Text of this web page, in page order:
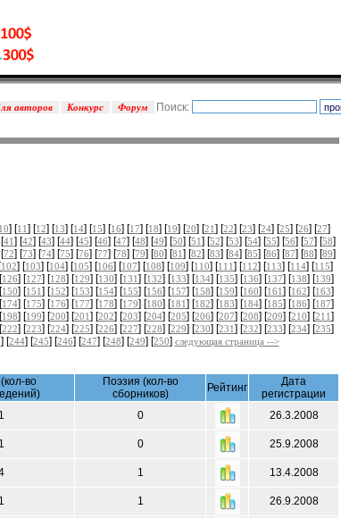
Поиск:
авторов Конкурс Форум
] [11] [12] [13] [14] [15] [16] [17] [18] [19] [20] [21] [22] [23] [24] [25] [26] [27]
41] [42] [43] [44] [45] [46] [47] [48] [49] [50] [51] [52] [53] [54] [55] [56] [57] [58]
72] [73] [74] [75] [76] [77] [78] [79] [80] [81] [82] [83] [84] [85] [86] [87] [88] [89]
102] [103] [104] [105] [106] [107] [108] [109] [110] [111] [112] [113] [114] [115]
126] [127] [128] [129] [130] [131] [132] [133] [134] [135] [136] [137] [138] [139]
150] [151] [152] [153] [154] [155] [156] [157] [158] [159] [160] [161] [162] [163]
174] [175] [176] [177] [178] [179] [180] [181] [182] [183] [184] [185] [186] [187]
198] [199] [200] [201] [202] [203] [204] [205] [206] [207] [208] [209] [210] [211]
222] [223] [224] [225] [226] [227] [228] [229] [230] [231] [232] [233] [234] [235]
] [244] [245] [246] [247] [248] [249] [250] следующая страница -->
во
Поэзия (кол-во
сборников)
Рейтинг
Дата
регистрации
1 0 26.3.2008
1 0 25.9.2008
1 13.4.2008
1 1 26.9.2008